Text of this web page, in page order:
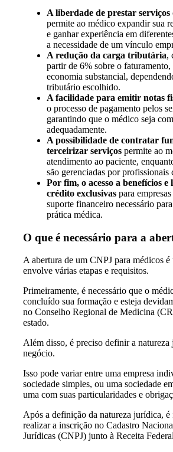
A liberdade de prestar serviços
permite ao médico expandir sua
e ganhar experiência em
a necessidade de um vínculo
A redução da carga tributária,
partir de 6% sobre o
economia substancial,
tributário escolhido.
A facilidade para emitir notas
o processo de pagamento pelos
garantindo que o médico seja
adequadamente.
A possibilidade de contratar
terceirizar serviçospermite ao
atendimento ao paciente,
são gerenciadas por profissionais
Por fim, o acesso a benefícios e
crédito exclusivaspara
suporte financeiro necessário
prática médica.
O que é necessário para a
A abertura de um CNPJ para médicos é
envolve várias etapas e requisitos.
Primeiramente, é necessário que o
concluído sua formação e esteja
no Conselho Regional de Medicina
estado.
Além disso, é preciso definir a
negócio.
Isso pode variar entre uma empresa
sociedade simples, ou uma sociedade
uma com suas particularidades e
Após a definição da natureza jurídica, é
realizar a inscrição no Cadastro
Jurídicas (CNPJ) junto à Receita